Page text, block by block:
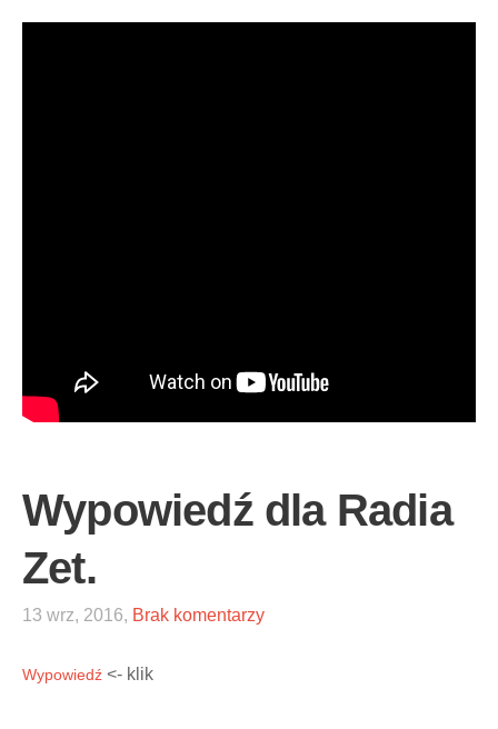
Wypowiedź dla Radia
Zet.
13 wrz, 2016, Brak komentarzy
Wypowiedź <- klik